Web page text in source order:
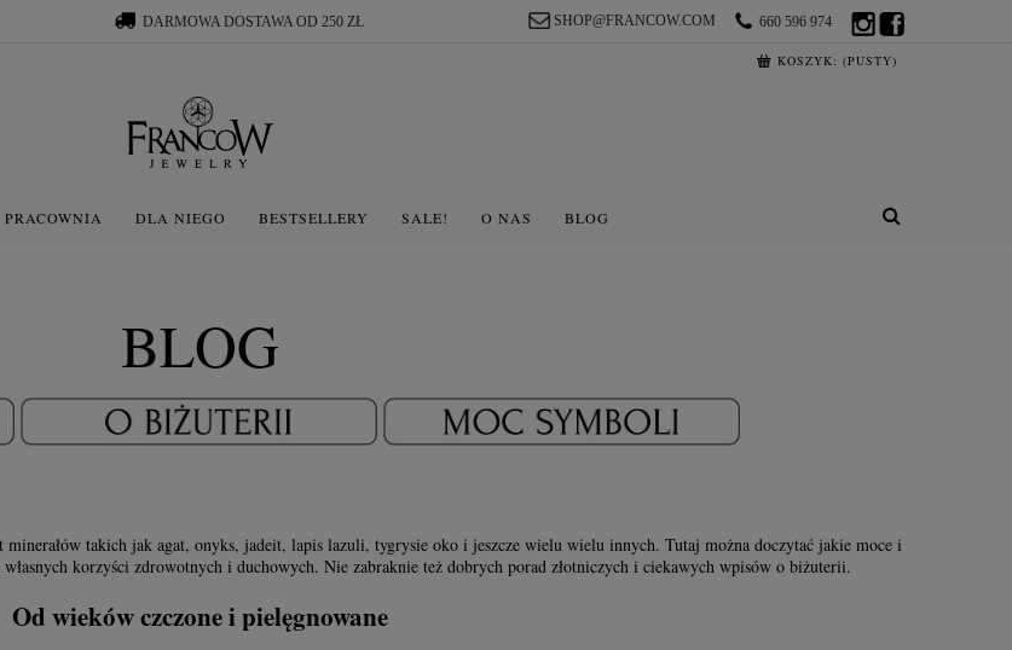
DARMOWA DOSTAWA OD 250 ZŁ 660 596 974
SHOP@FRANCOW.COM
KOSZYK: (PUSTY)
PRACOWNIA DLA NIEGO BESTSELLERY SALE! O NAS BLOG
BLOG
takich jak agat, onyks, jadeit, lapis lazuli, tygrysie oko i jeszcze wielu wielu innych. Tutaj można doczytać jakie moce i
korzyści zdrowotnych i duchowych. Nie zabraknie też dobrych porad złotniczych i ciekawych wpisów o biżuterii.
Od wieków czczone i pielęgnowane